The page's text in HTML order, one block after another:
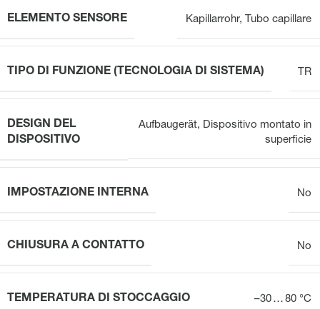
ELEMENTO SENSORE Kapillarrohr, Tubo capillare
TIPO DI FUNZIONE (TECNOLOGIA DI SISTEMA) TR
DESIGN DEL
DISPOSITIVO
Aufbaugerät, Dispositivo montato in
superficie
IMPOSTAZIONE INTERNA No
CHIUSURA A CONTATTO No
TEMPERATURA DI STOCCAGGIO –30 … 80 °C